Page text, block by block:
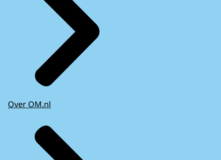
Over OM.nl